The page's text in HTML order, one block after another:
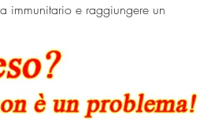
immunitario e raggiungere un